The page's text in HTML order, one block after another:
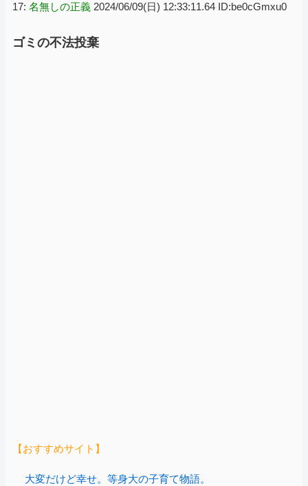
17: 名無しの正義 2024/06/09(日) 12:33:11.64 ID:be0cGmxu0
ゴミの不法投棄
【おすすめサイト】
大変だけど幸せ。等身大の子育て物語。